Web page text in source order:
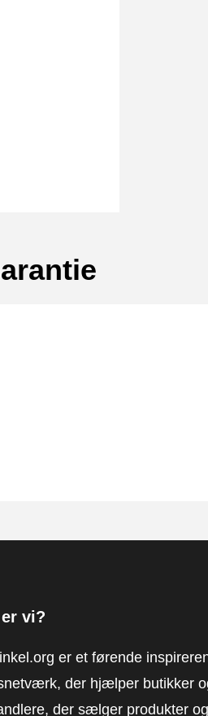
vi?
er et førende
der hjælper butikker
der sælger produkter